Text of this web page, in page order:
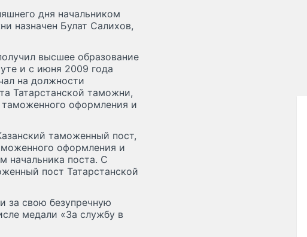
дня начальником
назначен Булат Салихов,
высшее образование
и с июня 2009 года
на должности
Татарстанской таможни,
таможенного оформления и
таможенный пост,
оформления и
начальника поста. С
пост Татарстанской
за свою безупречную
медали «За службу в